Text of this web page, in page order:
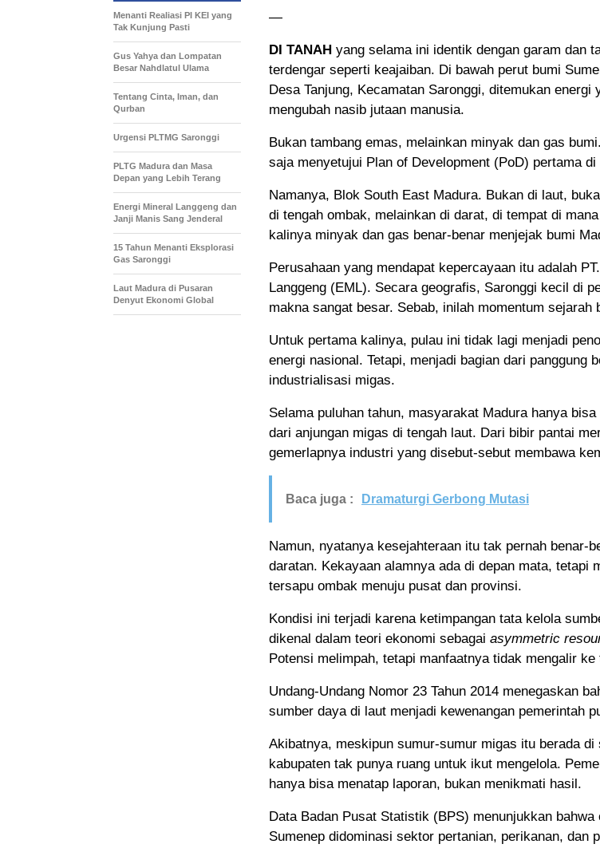
—
DI TANAH yang selama ini identik dengan garam dan
terdengar seperti keajaiban. Di bawah perut bumi
Desa Tanjung, Kecamatan Saronggi, ditemukan energi
mengubah nasib jutaan manusia.
Bukan tambang emas, melainkan minyak dan gas
saja menyetujui Plan of Development (PoD) pertama di
Namanya, Blok South East Madura. Bukan di laut,
di tengah ombak, melainkan di darat, di tempat di
kalinya minyak dan gas benar-benar menjejak bumi
Perusahaan yang mendapat kepercayaan itu adalah
Langgeng (EML). Secara geografis, Saronggi kecil di
makna sangat besar. Sebab, inilah momentum sejarah
Untuk pertama kalinya, pulau ini tidak lagi menjadi
energi nasional. Tetapi, menjadi bagian dari panggung
industrialisasi migas.
Selama puluhan tahun, masyarakat Madura hanya
dari anjungan migas di tengah laut. Dari bibir pantai
gemerlapnya industri yang disebut-sebut membawa
Baca juga : Dramaturgi Gerbong Mutasi
Namun, nyatanya kesejahteraan itu tak pernah benar-
daratan. Kekayaan alamnya ada di depan mata, tetapi
tersapu ombak menuju pusat dan provinsi.
Kondisi ini terjadi karena ketimpangan tata kelola
dikenal dalam teori ekonomi sebagai asymmetric
Potensi melimpah, tetapi manfaatnya tidak mengalir ke
Undang-Undang Nomor 23 Tahun 2014 menegaskan
sumber daya di laut menjadi kewenangan pemerintah
Akibatnya, meskipun sumur-sumur migas itu berada di
kabupaten tak punya ruang untuk ikut mengelola.
hanya bisa menatap laporan, bukan menikmati hasil.
Data Badan Pusat Statistik (BPS) menunjukkan bahwa
Sumenep didominasi sektor pertanian, perikanan, dan
Menanti Realiasi PI KEI yang
Tak Kunjung Pasti
Gus Yahya dan Lompatan
Besar Nahdlatul Ulama
Tentang Cinta, Iman, dan
Qurban
Urgensi PLTMG Saronggi
PLTG Madura dan Masa
Depan yang Lebih Terang
Energi Mineral Langgeng dan
Janji Manis Sang Jenderal
15 Tahun Menanti Eksplorasi
Gas Saronggi
Laut Madura di Pusaran
Denyut Ekonomi Global